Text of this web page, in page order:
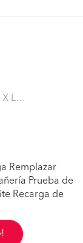
Remplazar
Prueba de
Recarga de